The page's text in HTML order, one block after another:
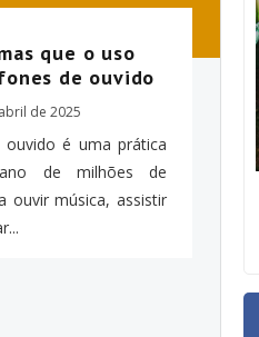
que o uso
de ouvido
de 2025
é uma prática
de milhões de
ouvir música, assistir